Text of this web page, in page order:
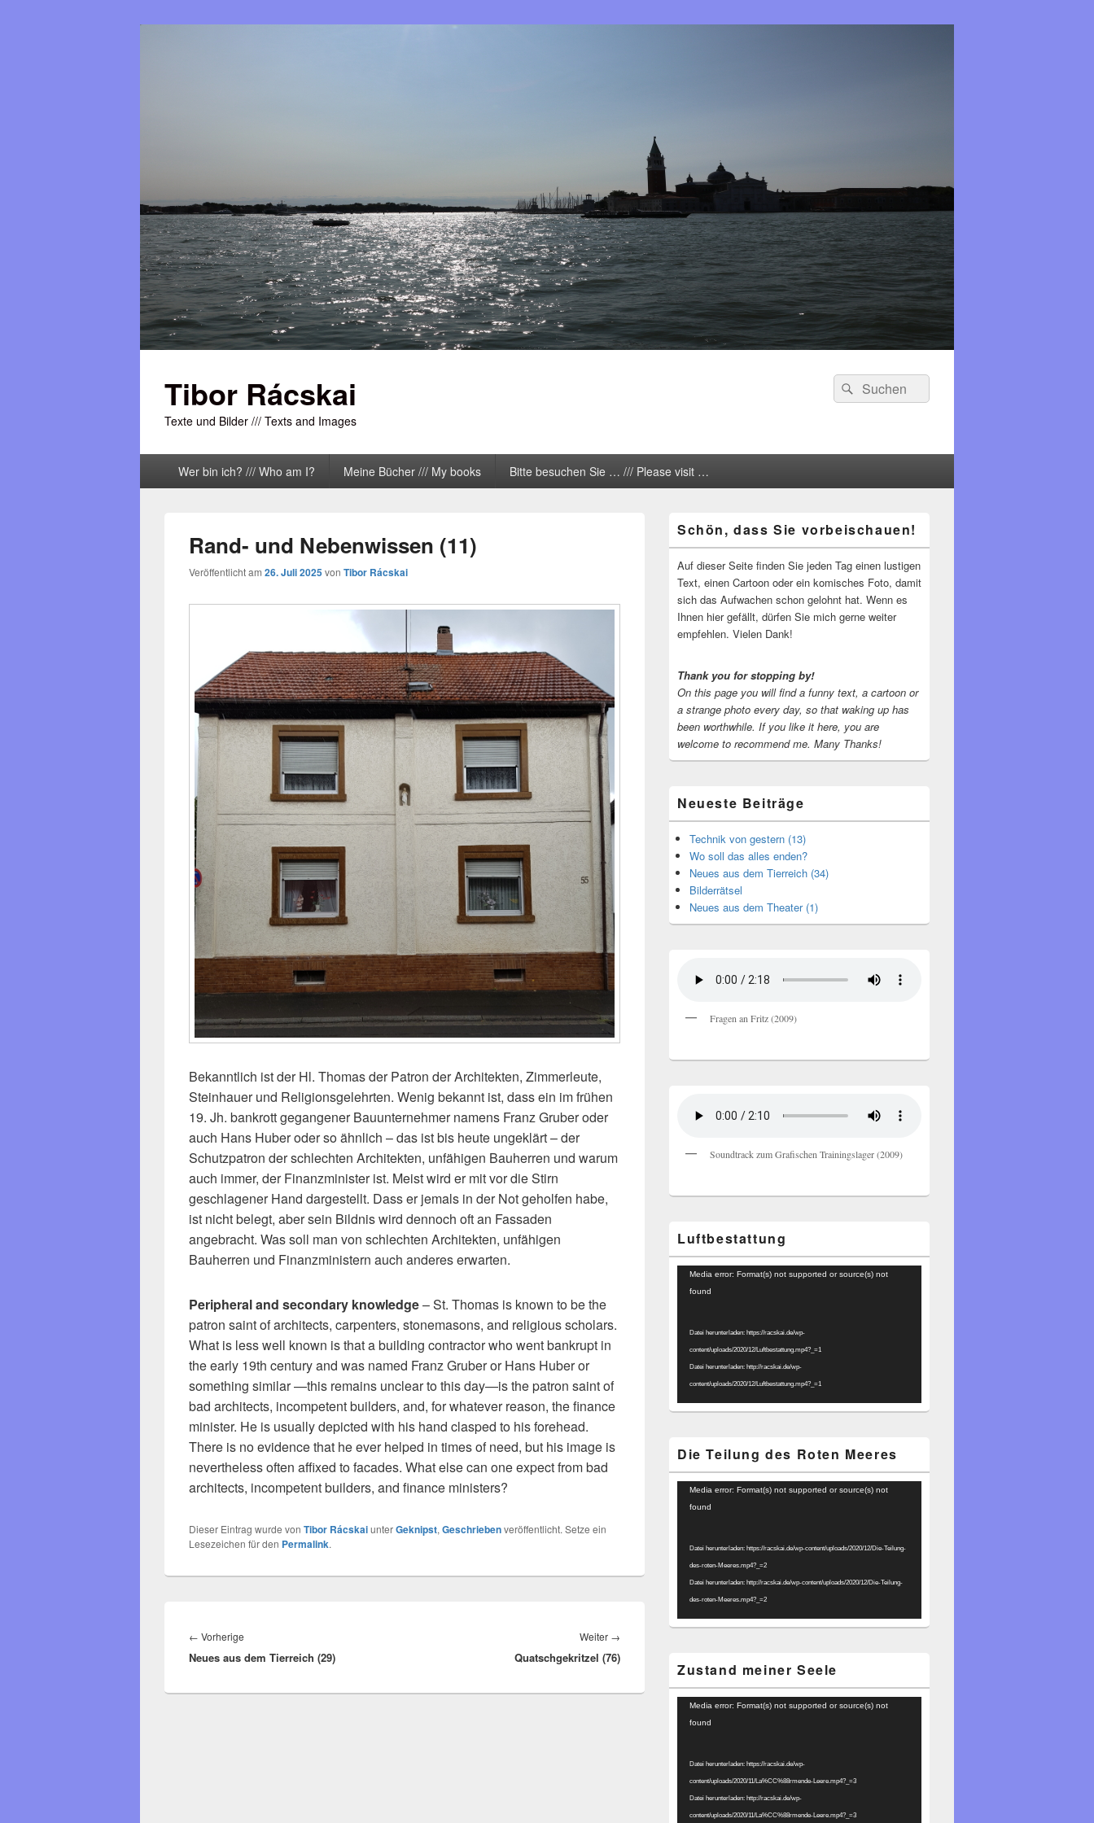
Tibor Rácskai
Texte und Bilder /// Texts and Images
Suchen
nach:
Suchen
Wer bin ich? /// Who am I? Meine Bücher /// My books Bitte besuchen Sie … /// Please visit …
Rand- und Nebenwissen (11)
Veröffentlicht am 26. Juli 2025von Tibor Rácskai
Bekanntlich ist der Hl. Thomas der Patron der Architekten, Zimmerleute,
Steinhauer und Religionsgelehrten. Wenig bekannt ist, dass ein im frühen
19. Jh. bankrott gegangener Bauunternehmer namens Franz Gruber oder
auch Hans Huber oder so ähnlich – das ist bis heute ungeklärt – der
Schutzpatron der schlechten Architekten, unfähigen Bauherren und warum
auch immer, der Finanzminister ist. Meist wird er mit vor die Stirn
geschlagener Hand dargestellt. Dass er jemals in der Not geholfen habe,
ist nicht belegt, aber sein Bildnis wird dennoch oft an Fassaden
angebracht. Was soll man von schlechten Architekten, unfähigen
Bauherren und Finanzministern auch anderes erwarten.
Peripheral and secondary knowledge– St. Thomas is known to be the
patron saint of architects, carpenters, stonemasons, and religious scholars.
What is less well known is that a building contractor who went bankrupt in
the early 19th century and was named Franz Gruber or Hans Huber or
something similar —this remains unclear to this day—is the patron saint of
bad architects, incompetent builders, and, for whatever reason, the finance
minister. He is usually depicted with his hand clasped to his forehead.
There is no evidence that he ever helped in times of need, but his image is
nevertheless often affixed to facades. What else can one expect from bad
architects, incompetent builders, and finance ministers?
Dieser Eintrag wurde von Tibor RácskaiunterGeknipst, Geschriebenveröffentlicht. Setze ein
Lesezeichen für den Permalink.
← Vorherige
Beitrag:
Neues aus dem Tierreich (29)
Weiter →
Beitrag:
Quatschgekritzel (76)
Seitenleisten-
Widgetbereich
Schön, dass Sie vorbeischauen!
Auf dieser Seite finden Sie jeden Tag einen lustigen
Text, einen Cartoon oder ein komisches Foto, damit
sich das Aufwachen schon gelohnt hat. Wenn es
Ihnen hier gefällt, dürfen Sie mich gerne weiter
empfehlen. Vielen Dank!
Thank you for stopping by!
On this page you will find a funny text, a cartoon or
a strange photo every day, so that waking up has
been worthwhile. If you like it here, you are
welcome to recommend me. Many Thanks!
Neueste Beiträge
Technik von gestern (13)
Wo soll das alles enden?
Neues aus dem Tierreich (34)
Bilderrätsel
Neues aus dem Theater (1)
Fragen an Fritz (2009)
Soundtrack zum Grafischen Trainingslager (2009)
Luftbestattung
Video-
Player
Media error: Format(s) not supported or source(s) not
found
Datei herunterladen: https://racskai.de/wp-
content/uploads/2020/12/Luftbestattung.mp4?_=1
Datei herunterladen: http://racskai.de/wp-
content/uploads/2020/12/Luftbestattung.mp4?_=1
Die Teilung des Roten Meeres
Video-
Player
Media error: Format(s) not supported or source(s) not
found
Datei herunterladen: https://racskai.de/wp-content/uploads/2020/12/Die-Teilung-
des-roten-Meeres.mp4?_=2
Datei herunterladen: http://racskai.de/wp-content/uploads/2020/12/Die-Teilung-
des-roten-Meeres.mp4?_=2
Zustand meiner Seele
Video-
Player
Media error: Format(s) not supported or source(s) not
found
Datei herunterladen: https://racskai.de/wp-
content/uploads/2020/11/La%CC%88rmende-Leere.mp4?_=3
Datei herunterladen: http://racskai.de/wp-
content/uploads/2020/11/La%CC%88rmende-Leere.mp4?_=3